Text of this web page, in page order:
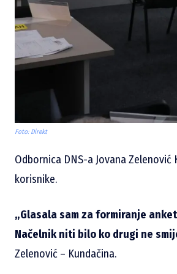
Foto: Direkt
Odbornica DNS-a Jovana
korisnike.
„Glasala sam za formiranje
Načelnik niti bilo ko drugi ne
Zelenović – Kundačina.